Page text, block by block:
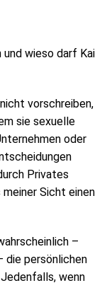
wieso darf Kai
vorschreiben,
sie sexuelle
oder
Privates
Sicht einen
–
die persönlichen
wenn